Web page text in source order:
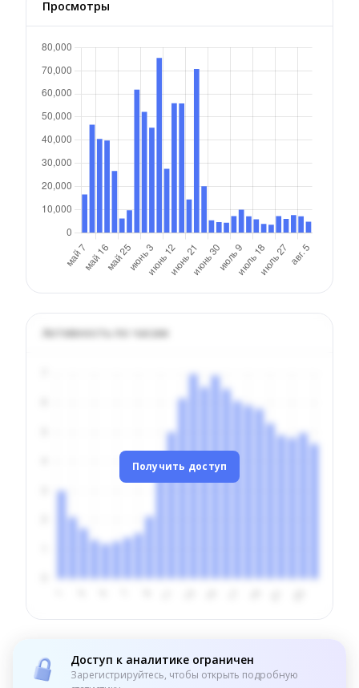
Просмотры
Активность по часам
Получить доступ
Доступ к аналитике ограничен
Зарегистрируйтесь, чтобы открыть подробную